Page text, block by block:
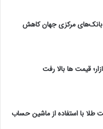
بانک‌های مرکزی جهان کاهش
قیمت ها بالا رفت
طلا با استفاده از ماشین حساب